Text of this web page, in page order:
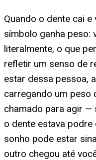
Quando o dente cai
símbolo ganha peso:
literalmente, o que
refletir um senso de
estar dessa pessoa,
carregando um peso
chamado para agir —
o dente estava podre
sonho pode estar
outro chegou até